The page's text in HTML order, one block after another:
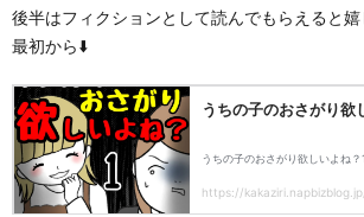
後半はフィクションとして読んでもらえると
最初から⬇️